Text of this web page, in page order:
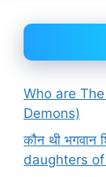
Who are
Demons)
कौन थी भगवान
daughters